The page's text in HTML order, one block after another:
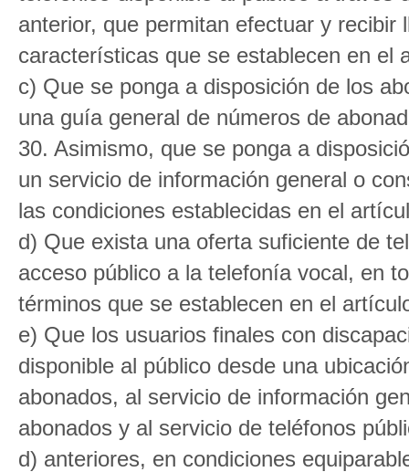
anterior, que permitan efectuar y
características que se establecen en el
c) Que se ponga a disposición de los
una guía general de números de
30. Asimismo, que se ponga a
un servicio de información general o
las condiciones establecidas en el
d) Que exista una oferta suficiente de
acceso público a la telefonía vocal, en
términos que se establecen en el
e) Que los usuarios finales con
disponible al público desde una
abonados, al servicio de información
abonados y al servicio de teléfonos
d) anteriores, en condiciones